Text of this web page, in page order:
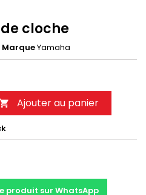
cloche
MarqueYamaha
Ajouter au panier
produit sur WhatsApp